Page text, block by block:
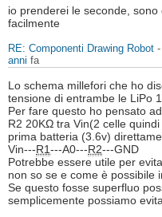
io prenderei le seconde,
facilmente
RE: Componenti Drawing Robot
anni fa
Lo schema millefori che ho
tensione di entrambe le LiPo
Per fare questo ho pensato
R2 20KΩ tra Vin(2 celle
prima batteria (3.6v)
Vin---R1---A0---R2---GND
Potrebbe essere utile per
non so se e come è possibile
Se questo fosse superfluo
semplicemente possiamo